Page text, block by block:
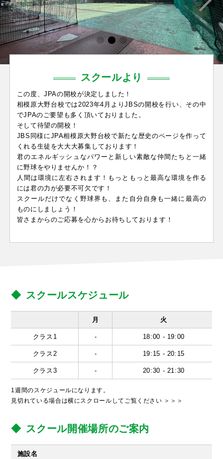
スクールより
この度、JPAの開校が決定しました！
相模原大野台校では2023年4月よりJBSの開校を行い、その中
でJPAのご要望も多く頂いておりました。
そして待望の開校！
JBS同様にJPA相模原大野台校で新たな歴史のページを作って
くれる生徒を大大大募集しております！
君のエネルギッシュなパワーと新しい素敵な仲間たちと一緒
に野球をやりませんか！？
人間は環境に左右されます！もっともっと最高な環境を作る
には君の力が必要不可欠です！
スクールだけでなく野球界も、また自分自身も一緒に最高の
ものにしましょう！
皆さまからのご応募を心からお待ちしております！
スクールスケジュール
月 火
クラス1 - 18:00 - 19:00
クラス2 - 19:15 - 20:15
クラス3 - 20:30 - 21:30
1週間のスケジュールになります。
見切れている場合は横にスクロールしてご覧ください ＞＞＞
スクール開催場所のご案内
施設名